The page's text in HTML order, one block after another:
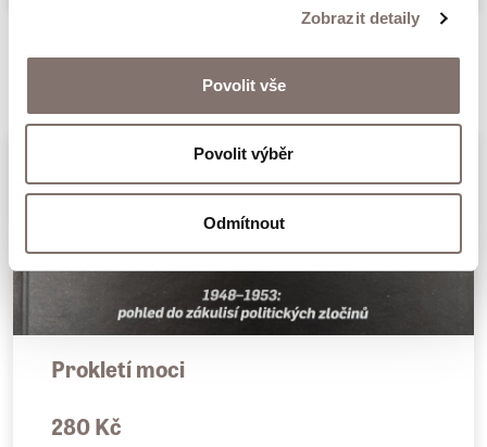
Zobrazit detaily
Povolit vše
Povolit výběr
Odmítnout
Související produkty
Prokletí moci
280 Kč